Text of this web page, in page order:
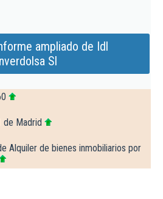
ampliado de Idl
Sl
de Madrid
Alquiler de bienes inmobiliarios por